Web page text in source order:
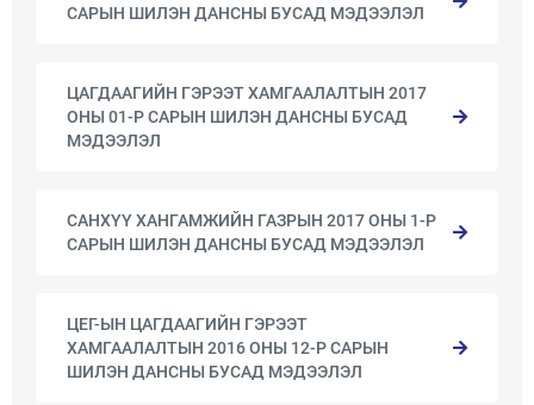
САРЫН ШИЛЭН ДАНСНЫ БУСАД МЭДЭЭЛЭЛ
ЦАГДААГИЙН ГЭРЭЭТ ХАМГААЛАЛТЫН 2017
ОНЫ 01-Р САРЫН ШИЛЭН ДАНСНЫ БУСАД
МЭДЭЭЛЭЛ
САНХҮҮ ХАНГАМЖИЙН ГАЗРЫН 2017 ОНЫ 1-Р
САРЫН ШИЛЭН ДАНСНЫ БУСАД МЭДЭЭЛЭЛ
ЦЕГ-ЫН ЦАГДААГИЙН ГЭРЭЭТ
ХАМГААЛАЛТЫН 2016 ОНЫ 12-Р САРЫН
ШИЛЭН ДАНСНЫ БУСАД МЭДЭЭЛЭЛ